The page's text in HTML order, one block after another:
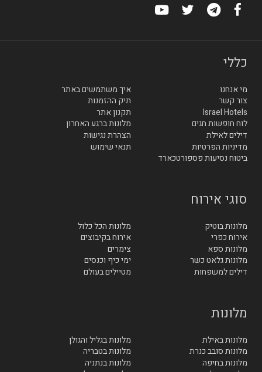
כללי
מי אנחנו
איך משתמשים באתר
צור קשר
תיק ההזמנות
Israel Hotels
תקנון אתר
לוח חופשות חגים
מלונות ברגע האחרון
דילים לאילת
הצהרת נגישות
מדיניות הפרטיות
תנאי שימוש
ביטוח נסיעות פספורטכארד
סוגי אירוח
מלונות בוטיק
מלונות הכל כלול
אירוח כפרי
אירוח בקיבוצים
מלונות ספא
צימרים
מלונות גלאט כשר
ימי כיף וכנסים
דילים למשפחות
מטיילים בעולם
מלונות
מלונות באילת
מלונות בגליל והגולן
מלונות סובב כנרת
מלונות בטבריה
מלונות בחיפה
מלונות בנתניה